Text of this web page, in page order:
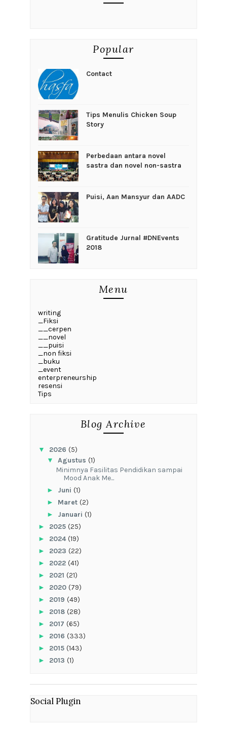
Popular
Contact
Tips Menulis Chicken Soup
Story
Perbedaan antara novel
sastra dan novel non-sastra
Puisi, Aan Mansyur dan AADC
Gratitude Jurnal #DNEvents
2018
Menu
writing
_Fiksi
__cerpen
__novel
__puisi
_non fiksi
_buku
_event
enterpreneurship
resensi
Tips
Blog Archive
▼ 2026 (5)
▼ Agustus (1)
‎Minimnya Fasilitas Pendidikan sampai
Mood Anak Me...
► Juni (1)
► Maret (2)
► Januari (1)
► 2025 (25)
► 2024(19)
► 2023 (22)
► 2022 (41)
► 2021 (21)
► 2020 (79)
► 2019 (49)
► 2018 (28)
► 2017 (65)
► 2016 (333)
► 2015 (143)
► 2013 (1)
Social Plugin